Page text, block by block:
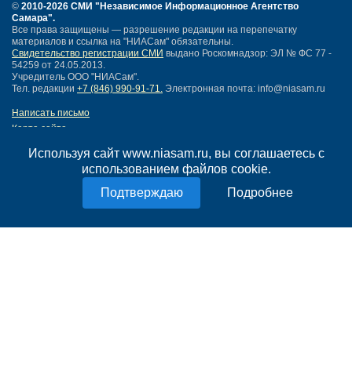
Используя сайт www.niasam.ru, вы соглашаетесь с
использованием файлов cookie.
Подробнее
© 2010-2026 СМИ "Независимое Информационное Агентство
Самара".
Все права защищены — разрешение редакции на перепечатку
материалов и ссылка на "НИАСам" обязательны.
Свидетельство регистрации СМИ выдано Роскомнадзор: ЭЛ № ФС 77 -
54259 от 24.05.2013.
Учредитель ООО "НИАСам".
Тел. редакции +7 (846) 990-91-71. Электронная почта: info@niasam.ru
Написать письмо
Карта сайта
Политика конфиденциальности
Согласие на обработку персональных данных